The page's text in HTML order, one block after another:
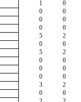
1
0
0
0
0
0
0
0
5
2
0
0
5
2
0
0
0
0
0
0
3
2
0
0